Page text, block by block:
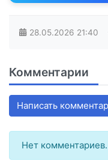
28.05.2026 21:40
Комментарии
Написать
Нет